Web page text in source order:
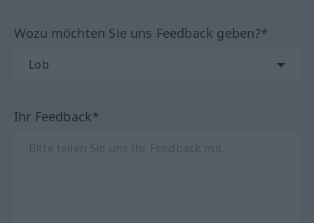
Wozu möchten Sie uns Feedback geben?*
Ihr Feedback*